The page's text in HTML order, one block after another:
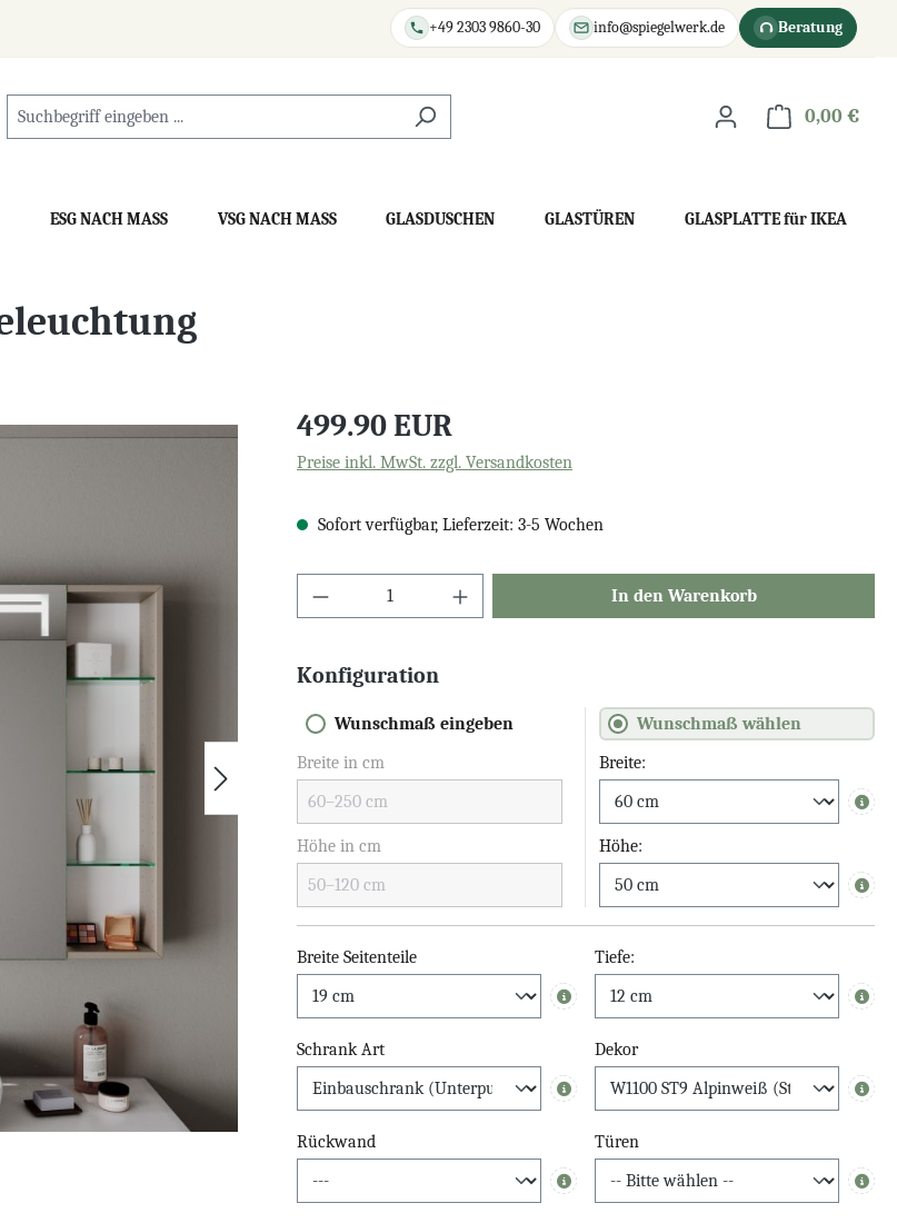
+49 2303 9860-30 info@spiegelwerk.de Beratung
0,00 €
ESG NACH MASS VSG NACH MASS GLASDUSCHEN GLASTÜREN GLASPLATTE für IKEA
499.90 EUR
Preise inkl. MwSt. zzgl. Versandkosten
Sofort verfügbar, Lieferzeit: 3-5 Wochen
In den Warenkorb
Konfiguration
Wunschmaß eingeben
Breite in cm
Höhe in cm
Wunschmaß wählen
Breite:
Info
Höhe:
Info
Breite Seitenteile
Info
Tiefe:
Info
Schrank Art
Info
Dekor
Info
Rückwand
Info
Türen
Info